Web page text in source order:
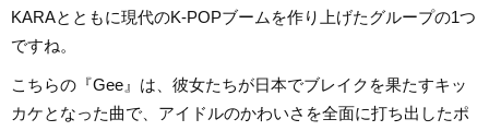
KARAとともに現代のK-POPブームを作り上げたグループの1つ
ですね。
こちらの『Gee』は、彼女たちが日本でブレイクを果たすキッ
カケとなった曲で、アイドルのかわいさを全面に打ち出したポ